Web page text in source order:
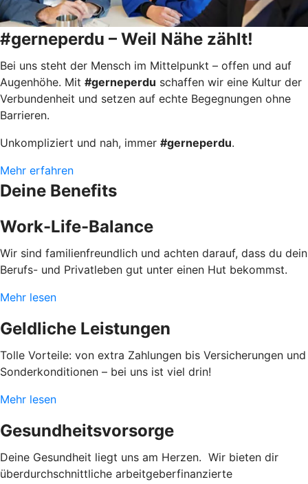
#gerneperdu – Weil Nähe zählt!
Bei uns steht der Mensch im Mittelpunkt – offen und auf
Augenhöhe. Mit #gerneperdu schaffen wir eine Kultur der
Verbundenheit und setzen auf echte Begegnungen ohne
Barrieren.
Unkompliziert und nah, immer #gerneperdu.
Mehr erfahren
Deine Benefits
Work-Life-Balance
Wir sind familienfreundlich und achten darauf, dass du dein
Berufs- und Privatleben gut unter einen Hut bekommst.
Mehr lesen
Geldliche Leistungen
Tolle Vorteile: von extra Zahlungen bis Versicherungen und
Sonderkonditionen – bei uns ist viel drin!
Mehr lesen
Gesundheitsvorsorge
Deine Gesundheit liegt uns am Herzen. Wir bieten dir
überdurchschnittliche arbeitgeberfinanzierte